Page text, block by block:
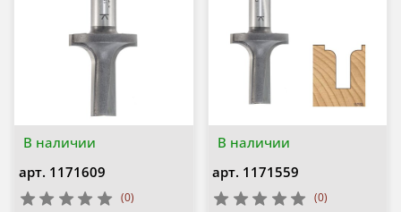
В наличии
арт. 1171609
(0)
В наличии
арт. 1171559
(0)